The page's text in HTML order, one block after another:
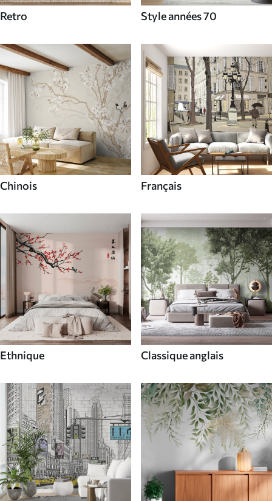
Retro Style années 70
Chinois Français
Ethnique Classique anglais